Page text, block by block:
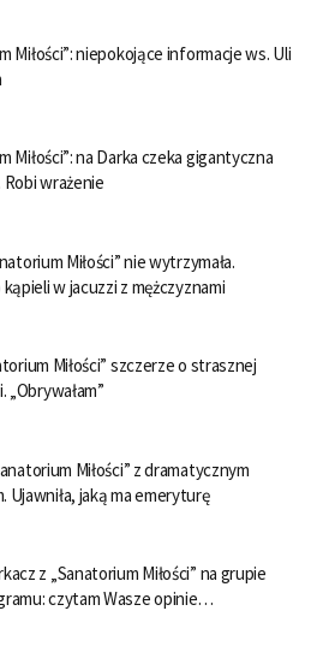
Miłości”: niepokojące informacje ws. Uli
Miłości”: na Darka czeka gigantyczna
wrażenie
Miłości” nie wytrzymała.
w jacuzzi z mężczyznami
Miłości” szczerze o strasznej
„Obrywałam”
Miłości” z dramatycznym
Ujawniła, jaką ma emeryturę
z „Sanatorium Miłości” na grupie
czytam Wasze opinie…